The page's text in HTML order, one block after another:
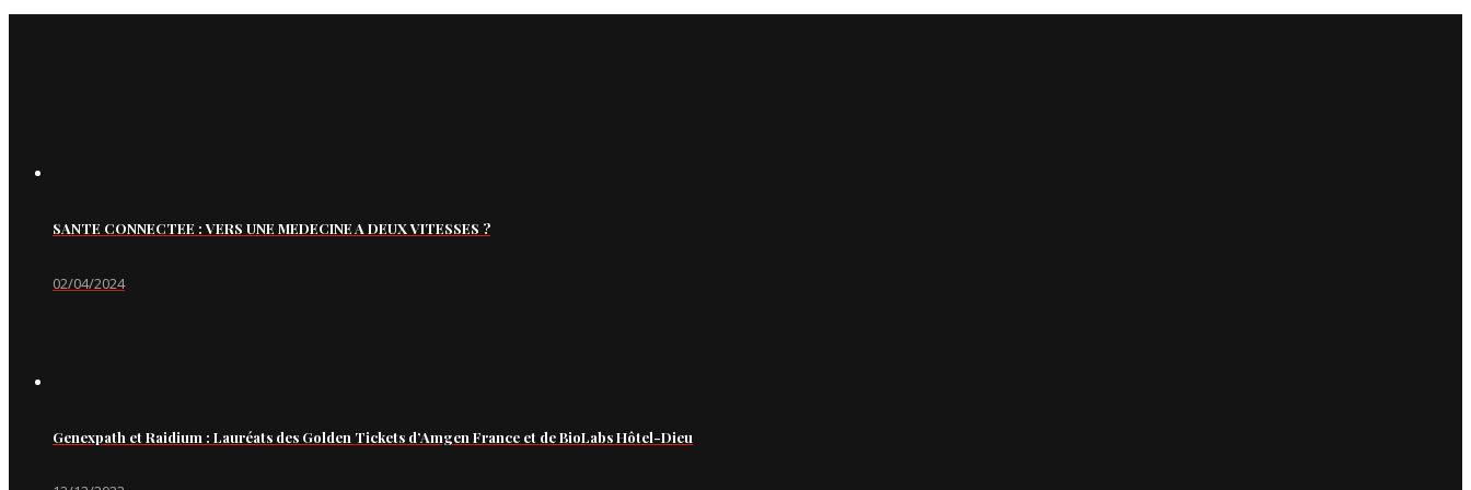
SANTE CONNECTEE : VERS UNE MEDECINE A DEUX VITESSES ?
02/04/2024
Genexpath et Raidium : Lauréats des Golden Tickets d’Amgen France et de BioLabs Hôtel-Dieu